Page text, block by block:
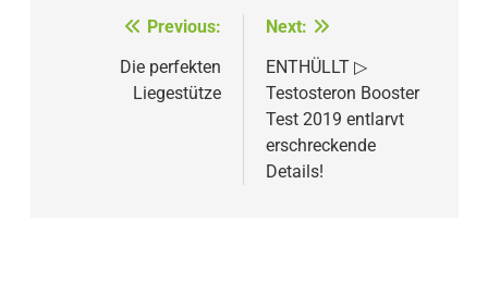
Beitragsnavigation
Previous:
Die perfekten
Liegestütze
Next:
ENTHÜLLT ▷
Testosteron Booster
Test 2019 entlarvt
erschreckende
Details!